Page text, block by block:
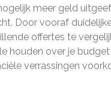
meer geld
Door vooraf
offertes te
houden over je budget
verrassingen